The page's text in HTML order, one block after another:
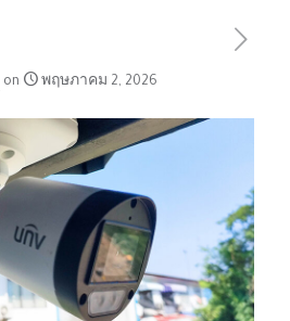
on พฤษภาคม 2, 2026